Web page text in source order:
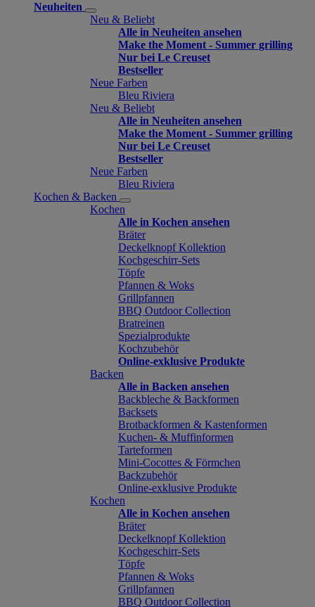
Neuheiten
Neu & Beliebt
Alle in Neuheiten ansehen
Make the Moment - Summer grilling
Nur bei Le Creuset
Bestseller
Neue Farben
Bleu Riviera
Neu & Beliebt
Alle in Neuheiten ansehen
Make the Moment - Summer grilling
Nur bei Le Creuset
Bestseller
Neue Farben
Bleu Riviera
Kochen & Backen
Kochen
Alle in Kochen ansehen
Bräter
Deckelknopf Kollektion
Kochgeschirr-Sets
Töpfe
Pfannen & Woks
Grillpfannen
BBQ Outdoor Collection
Bratreinen
Spezialprodukte
Kochzubehör
Online-exklusive Produkte
Backen
Alle in Backen ansehen
Backbleche & Backformen
Backsets
Brotbackformen & Kastenformen
Kuchen- & Muffinformen
Tarteformen
Mini-Cocottes & Förmchen
Backzubehör
Online-exklusive Produkte
Kochen
Alle in Kochen ansehen
Bräter
Deckelknopf Kollektion
Kochgeschirr-Sets
Töpfe
Pfannen & Woks
Grillpfannen
BBQ Outdoor Collection